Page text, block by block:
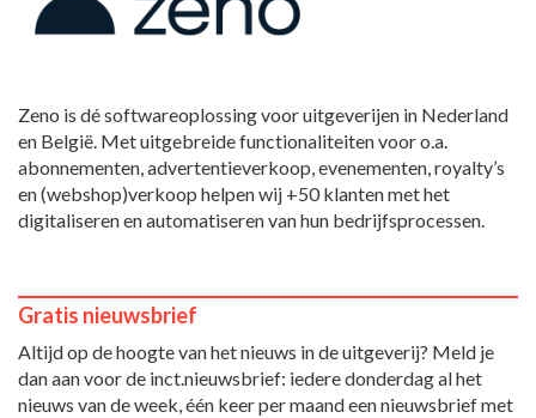
Zeno is dé softwareoplossing voor uitgeverijen in Nederland
en België. Met uitgebreide functionaliteiten voor o.a.
abonnementen, advertentieverkoop, evenementen, royalty’s
en (webshop)verkoop helpen wij +50 klanten met het
digitaliseren en automatiseren van hun bedrijfsprocessen.
Gratis nieuwsbrief
Altijd op de hoogte van het nieuws in de uitgeverij? Meld je
dan aan voor de inct.nieuwsbrief: iedere donderdag al het
nieuws van de week, één keer per maand een nieuwsbrief met